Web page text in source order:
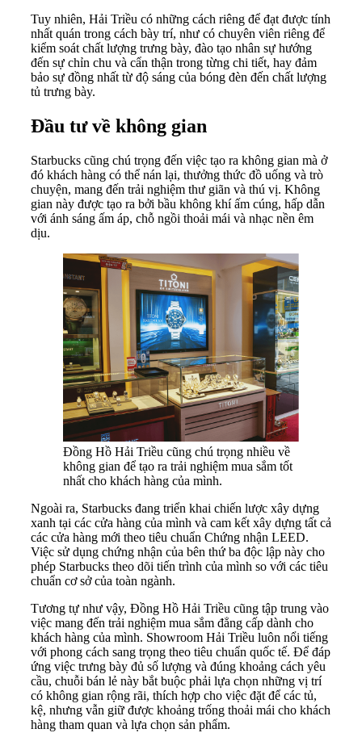
Tuy nhiên, Hải Triều có những cách riêng để đạt được tính
nhất quán trong cách bày trí, như có chuyên viên riêng để
kiểm soát chất lượng trưng bày, đào tạo nhân sự hướng
đến sự chỉn chu và cẩn thận trong từng chi tiết, hay đảm
bảo sự đồng nhất từ độ sáng của bóng đèn đến chất lượng
tủ trưng bày.
Đầu tư về không gian
Starbucks cũng chú trọng đến việc tạo ra không gian mà ở
đó khách hàng có thể nán lại, thưởng thức đồ uống và trò
chuyện, mang đến trải nghiệm thư giãn và thú vị. Không
gian này được tạo ra bởi bầu không khí ấm cúng, hấp dẫn
với ánh sáng ấm áp, chỗ ngồi thoải mái và nhạc nền êm
dịu.
Đồng Hồ Hải Triều cũng chú trọng nhiều về
không gian để tạo ra trải nghiệm mua sắm tốt
nhất cho khách hàng của mình.
Ngoài ra, Starbucks đang triển khai chiến lược xây dựng
xanh tại các cửa hàng của mình và cam kết xây dựng tất cả
các cửa hàng mới theo tiêu chuẩn Chứng nhận LEED.
Việc sử dụng chứng nhận của bên thứ ba độc lập này cho
phép Starbucks theo dõi tiến trình của mình so với các tiêu
chuẩn cơ sở của toàn ngành.
Tương tự như vậy, Đồng Hồ Hải Triều cũng tập trung vào
việc mang đến trải nghiệm mua sắm đẳng cấp dành cho
khách hàng của mình. Showroom Hải Triều luôn nổi tiếng
với phong cách sang trọng theo tiêu chuẩn quốc tế. Để đáp
ứng việc trưng bày đủ số lượng và đúng khoảng cách yêu
cầu, chuỗi bán lẻ này bắt buộc phải lựa chọn những vị trí
có không gian rộng rãi, thích hợp cho việc đặt để các tủ,
kệ, nhưng vẫn giữ được khoảng trống thoải mái cho khách
hàng tham quan và lựa chọn sản phẩm.